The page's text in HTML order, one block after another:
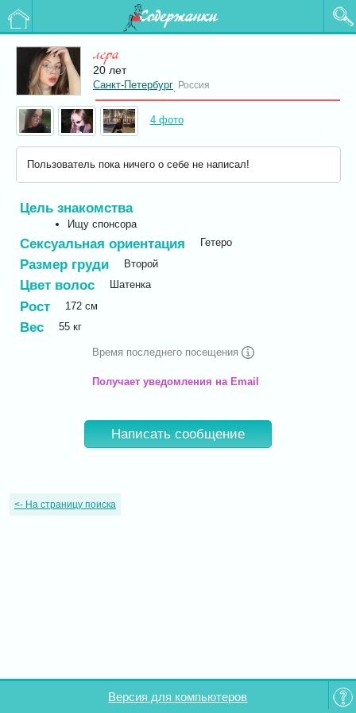
Содержанки
лера
20 лет
Санкт-Петербург Россия
4 фото
Пользователь пока ничего о себе не написал!
Цель знакомства
Ищу спонсора
Сексуальная ориентация Гетеро
Размер груди Второй
Цвет волос Шатенка
Рост 172 см
Вес 55 кг
Время последнего посещения
Получает уведомления на Email
Написать сообщение
<- На страницу поиска
Версия для компьютеров